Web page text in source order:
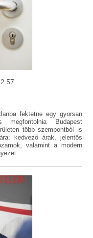
fektetne egy gyorsan
megfontolnia Budapest
több szempontból is
kedvező árak, jelentős
valamint a modern